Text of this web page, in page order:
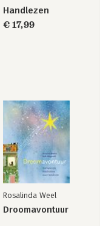
Handlezen
€ 17,99
Rosalinda Weel
Droomavontuur